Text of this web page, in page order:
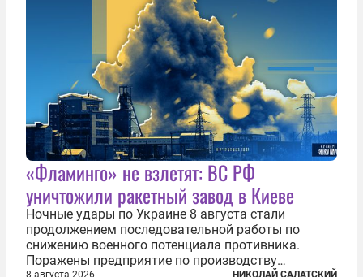
«Фламинго» не взлетят: ВС РФ
уничтожили ракетный завод в Киеве
Ночные удары по Украине 8 августа стали
продолжением последовательной работы по
снижению военного потенциала противника.
Поражены предприятие по производству
8 августа 2026 НИКОЛАЙ САЛАТСКИЙ